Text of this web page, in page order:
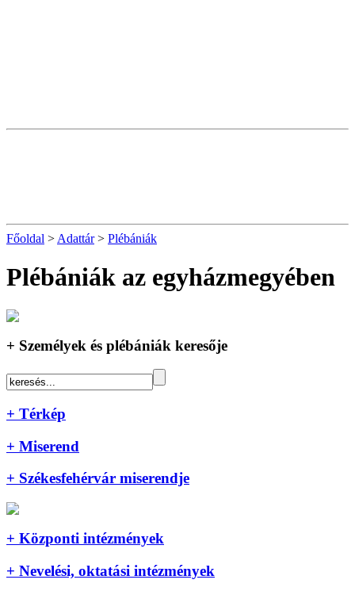
Főoldal > Adattár> Plébániák
Plébániák az egyházmegyében
+ Személyek és plébániák keresője
+ Térkép
+ Miserend
+ Székesfehérvár miserendje
+ Központi intézmények
+ Nevelési, oktatási intézmények